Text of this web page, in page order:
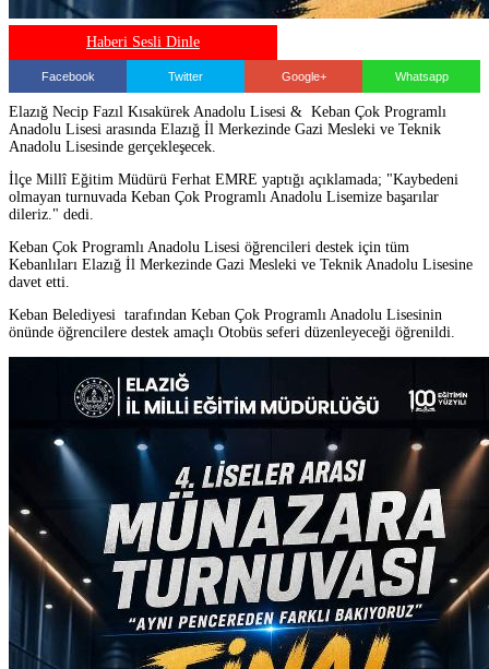
Haberi Sesli Dinle
Facebook Twitter Google+ Whatsapp
Elazığ Necip Fazıl Kısakürek Anadolu Lisesi & Keban Çok Programlı
Anadolu Lisesi arasında Elazığ İl Merkezinde Gazi Mesleki ve Teknik
Anadolu Lisesinde gerçekleşecek.
İlçe Millî Eğitim Müdürü Ferhat EMRE yaptığı açıklamada; "Kaybedeni
olmayan turnuvada Keban Çok Programlı Anadolu Lisemize başarılar
dileriz." dedi.
Keban Çok Programlı Anadolu Lisesi öğrencileri destek için tüm
Kebanlıları Elazığ İl Merkezinde Gazi Mesleki ve Teknik Anadolu Lisesine
davet etti.
Keban Belediyesi tarafından Keban Çok Programlı Anadolu Lisesinin
önünde öğrencilere destek amaçlı Otobüs seferi düzenleyeceği öğrenildi.